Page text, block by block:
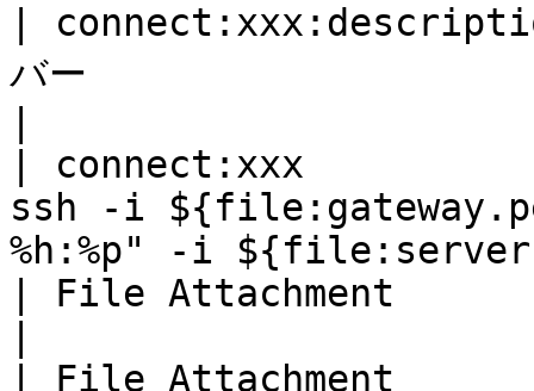
|
バー
| connect:xxx
ssh -i
%h:%p" -i
| File Attachment
| File Attachment